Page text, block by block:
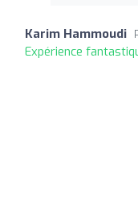
Karim Hammoudi
Expérience